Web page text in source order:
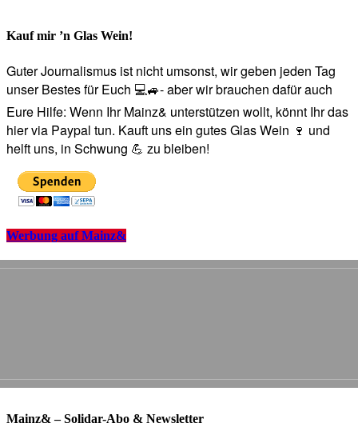
Kauf mir ’n Glas Wein!
Guter Journalismus ist nicht umsonst, wir geben jeden Tag
unser Bestes für Euch 💻🚙- aber wir brauchen dafür auch
Eure Hilfe: Wenn Ihr Mainz& unterstützen wollt, könnt Ihr das
hier via Paypal tun. Kauft uns ein gutes Glas Wein 🍷 und
helft uns, in Schwung 💪 zu bleiben!
Werbung auf Mainz&
Mainz& – Solidar-Abo & Newsletter